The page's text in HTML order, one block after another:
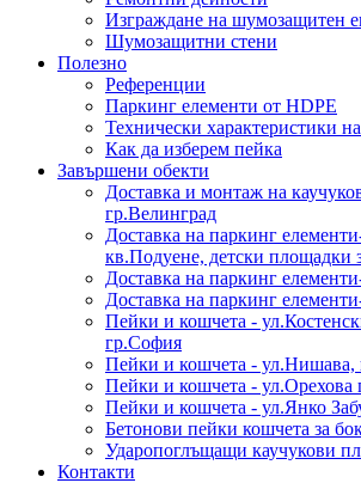
Изграждане на шумозащитен
Шумозащитни стени
Полезно
Референции
Паркинг елементи от HDPE
Технически характеристики
Как да изберем пейка
Завършени обекти
Доставка и монтаж на
гр.Велинград
Доставка на паркинг
кв.Подуене, детски площадки
Доставка на паркинг
Доставка на паркинг
Пейки и кошчета -
гр.София
Пейки и кошчета - ул.Нишава,
Пейки и кошчета - ул.Орехова
Пейки и кошчета - ул.Янко
Бетонови пейки кошчета за
Ударопоглъщащи каучукови
Контакти